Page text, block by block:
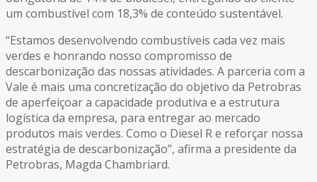
um combustível com 18,3% de conteúdo sustentável.
“Estamos desenvolvendo combustíveis cada vez mais
verdes e honrando nosso compromisso de
descarbonização das nossas atividades. A parceria com a
Vale é mais uma concretização do objetivo da Petrobras
de aperfeiçoar a capacidade produtiva e a estrutura
logística da empresa, para entregar ao mercado
produtos mais verdes. Como o Diesel R e reforçar nossa
estratégia de descarbonização”, afirma a presidente da
Petrobras, Magda Chambriard.